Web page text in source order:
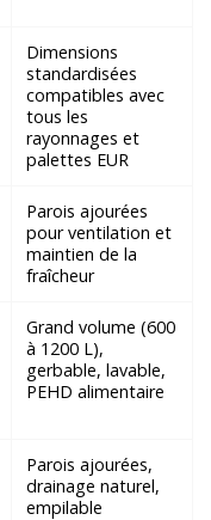
Dimensions
standardisées
compatibles avec
tous les
rayonnages et
palettes EUR
Parois ajourées
pour ventilation et
maintien de la
fraîcheur
Grand volume (600
à 1200 L),
gerbable, lavable,
PEHD alimentaire
Parois ajourées,
drainage naturel,
empilable